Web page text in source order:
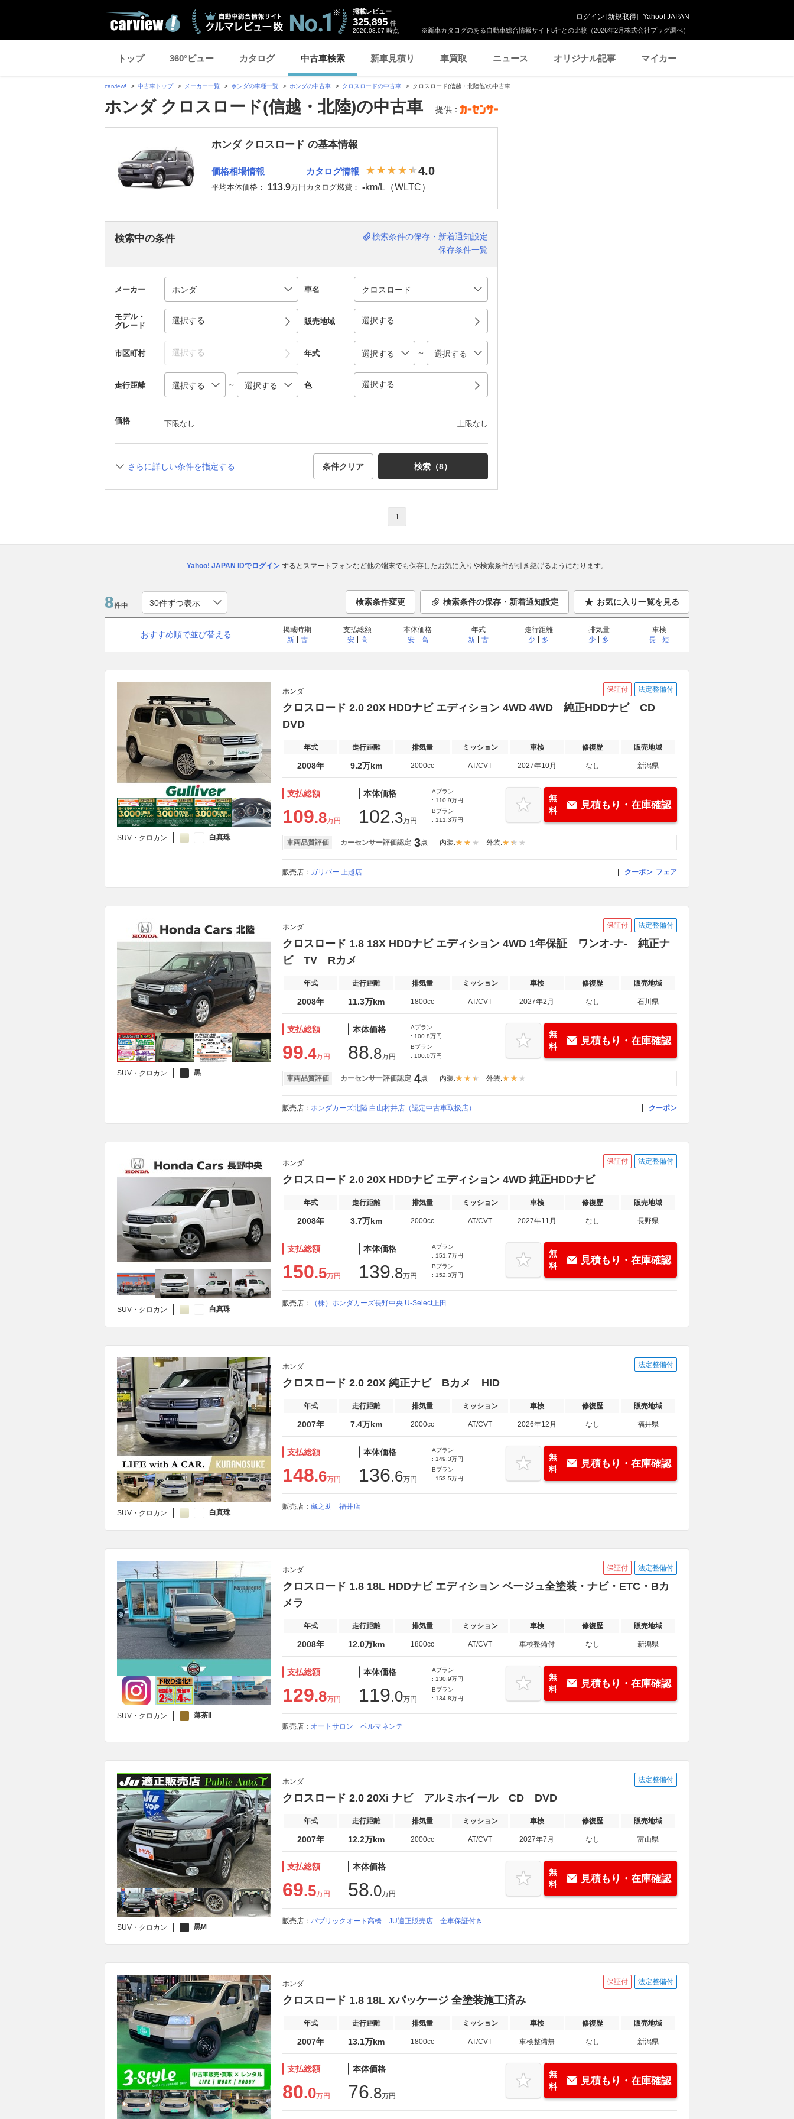
※新車カタログのある自動車総合情報サイト5社との比較（2026年2月株式会社プラグ調べ）
掲載レビュー
325,895 件
2026.08.07 時点
ログイン [新規取得] Yahoo! JAPAN
トップ 360°ビュー カタログ 中古車検索 新車見積り 車買取 ニュース オリジナル記事 マイカー
carview! 中古車トップ メーカー一覧 ホンダの車種一覧 ホンダの中古車 クロスロードの中古車 クロスロード(信越・北陸他)の中古車
ホンダ クロスロード(信越・北陸)の中古車 提供：
ホンダ クロスロード の基本情報
価格相場情報
平均本体価格： 113.9万円
カタログ情報 4.0
カタログ燃費： -km/L（WLTC）
検索中の条件
検索条件の保存・新着通知設定
保存条件一覧
メーカー 車名
モデル・
グレード
選択する 販売地域 選択する
市区町村 選択する 年式 ～
走行距離 ～ 色 選択する
価格 下限なし 上限なし
さらに詳しい条件を指定する 条件クリア 検索（8）
1
Yahoo! JAPAN IDでログインするとスマートフォンなど他の端末でも保存したお気に入りや検索条件が引き継げるようになります。
8件中 検索条件変更 検索条件の保存・新着通知設定 お気に入り一覧を見る
おすすめ順で並び替える
掲載時期
新
古
支払総額
安
高
本体価格
安
高
年式
新
古
走行距離
少
多
排気量
少
多
車検
長
短
SUV・クロカン 白真珠
ホンダ 保証付 法定整備付
クロスロード 2.0 20X HDDナビ エディション 4WD 4WD 純正HDDナビ CD
DVD
年式 走行距離 排気量 ミッション 車検 修復歴 販売地域
2008年 9.2万km 2000cc AT/CVT 2027年10月 なし 新潟県
支払総額
109.8万円
本体価格
102.3万円
Aプラン
: 110.9万円
Bプラン
: 111.3万円
無
料
見積もり・在庫確認
車両品質評価 カーセンサー評価認定 3点 内装: 外装:
販売店： ガリバー 上越店 クーポン フェア
SUV・クロカン 黒
ホンダ 保証付 法定整備付
クロスロード 1.8 18X HDDナビ エディション 4WD 1年保証 ワンオ-ナ- 純正ナ
ビ TV Rカメ
年式 走行距離 排気量 ミッション 車検 修復歴 販売地域
2008年 11.3万km 1800cc AT/CVT 2027年2月 なし 石川県
支払総額
99.4万円
本体価格
88.8万円
Aプラン
: 100.8万円
Bプラン
: 100.0万円
無
料
見積もり・在庫確認
車両品質評価 カーセンサー評価認定 4点 内装: 外装:
販売店： ホンダカーズ北陸 白山村井店（認定中古車取扱店） クーポン
SUV・クロカン 白真珠
ホンダ 保証付 法定整備付
クロスロード 2.0 20X HDDナビ エディション 4WD 純正HDDナビ
年式 走行距離 排気量 ミッション 車検 修復歴 販売地域
2008年 3.7万km 2000cc AT/CVT 2027年11月 なし 長野県
支払総額
150.5万円
本体価格
139.8万円
Aプラン
: 151.7万円
Bプラン
: 152.3万円
無
料
見積もり・在庫確認
販売店： （株）ホンダカーズ長野中央 U-Select上田
SUV・クロカン 白真珠
ホンダ 法定整備付
クロスロード 2.0 20X 純正ナビ Bカメ HID
年式 走行距離 排気量 ミッション 車検 修復歴 販売地域
2007年 7.4万km 2000cc AT/CVT 2026年12月 なし 福井県
支払総額
148.6万円
本体価格
136.6万円
Aプラン
: 149.3万円
Bプラン
: 153.5万円
無
料
見積もり・在庫確認
販売店： 藏之助 福井店
SUV・クロカン 薄茶II
ホンダ 保証付 法定整備付
クロスロード 1.8 18L HDDナビ エディション ベージュ全塗装・ナビ・ETC・Bカ
メラ
年式 走行距離 排気量 ミッション 車検 修復歴 販売地域
2008年 12.0万km 1800cc AT/CVT 車検整備付 なし 新潟県
支払総額
129.8万円
本体価格
119.0万円
Aプラン
: 130.9万円
Bプラン
: 134.8万円
無
料
見積もり・在庫確認
販売店： オートサロン ペルマネンテ
SUV・クロカン 黒M
ホンダ 法定整備付
クロスロード 2.0 20Xi ナビ アルミホイール CD DVD
年式 走行距離 排気量 ミッション 車検 修復歴 販売地域
2007年 12.2万km 2000cc AT/CVT 2027年7月 なし 富山県
支払総額
69.5万円
本体価格
58.0万円
無
料
見積もり・在庫確認
販売店： パブリックオート高橋 JU適正販売店 全車保証付き
ホンダ 保証付 法定整備付
クロスロード 1.8 18L Xパッケージ 全塗装施工済み
年式 走行距離 排気量 ミッション 車検 修復歴 販売地域
2007年 13.1万km 1800cc AT/CVT 車検整備無 なし 新潟県
支払総額
80.0万円
本体価格
76.8万円
無
料
見積もり・在庫確認